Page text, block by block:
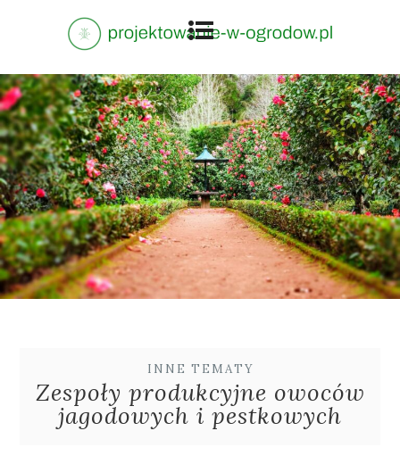
INNE TEMATY
Zespoły produkcyjne owoców
jagodowych i pestkowych